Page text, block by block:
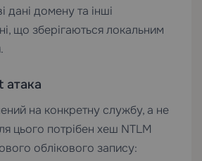
дані домену та інші
що зберігаються локальним
атака
на конкретну службу, а не
цього потрібен хеш NTLM
облікового запису: